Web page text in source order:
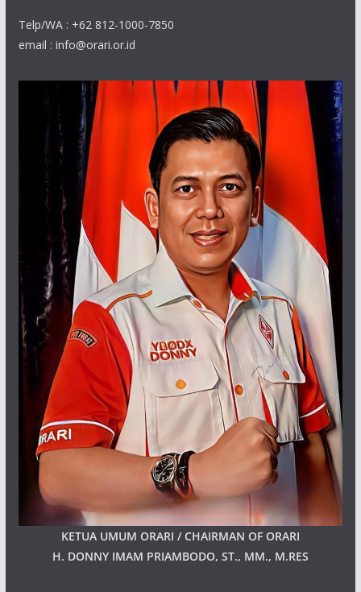
Telp/WA : +62 812-1000-7850
email : info@orari.or.id
KETUA UMUM ORARI / CHAIRMAN OF ORARI
H. DONNY IMAM PRIAMBODO, ST., MM., M.RES